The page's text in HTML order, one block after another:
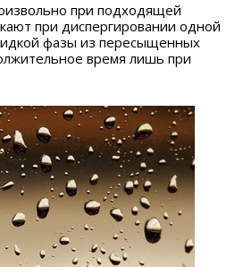
при подходящей
при диспергировании одной
фазы из пересыщенных
время лишь при